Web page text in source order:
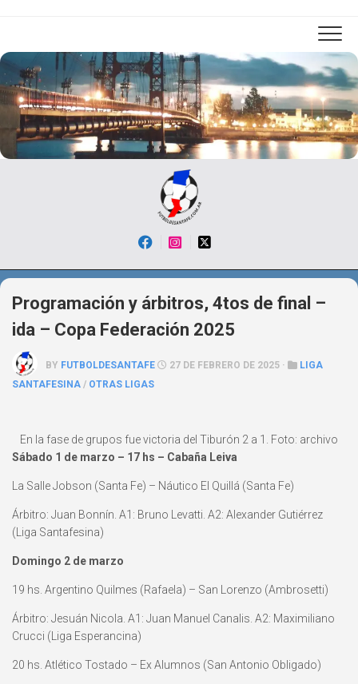
Programación y árbitros, 4tos de final –
ida – Copa Federación 2025
BY FUTBOLDESANTAFE 27 DE FEBRERO DE 2025 ·
LIGA
SANTAFESINA / OTRAS LIGAS
En la fase de grupos fue victoria del Tiburón 2 a 1. Foto: archivo
Sábado 1 de marzo – 17 hs – Cabaña Leiva
La Salle Jobson (Santa Fe) – Náutico El Quillá (Santa Fe)
Árbitro: Juan Bonnín. A1: Bruno Levatti. A2: Alexander Gutiérrez
(Liga Santafesina)
Domingo 2 de marzo
19 hs. Argentino Quilmes (Rafaela) – San Lorenzo (Ambrosetti)
Árbitro: Jesuán Nicola. A1: Juan Manuel Canalis. A2: Maximiliano
Crucci (Liga Esperancina)
20 hs. Atlético Tostado – Ex Alumnos (San Antonio Obligado)